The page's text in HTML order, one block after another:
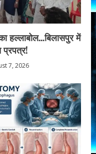
हल्लाबोल…बिलासपुर में
प्रपत्र!
7, 2026